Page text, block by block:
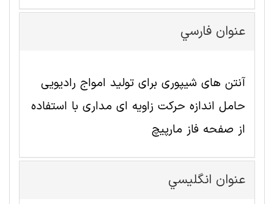
عنوان فارسي
آنتن های شیپوری برای تولید امواج رادیویی
حامل اندازه حرکت زاویه ای مداری با استفاده
از صفحه فاز مارپیچ
عنوان انگليسي